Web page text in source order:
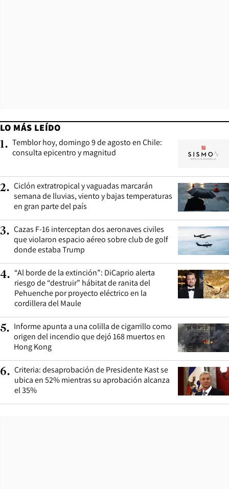
LO MÁS LEÍDO
1. Temblor hoy, domingo 9 de agosto en Chile:
consulta epicentro y magnitud
2. Ciclón extratropical y vaguadas marcarán
semana de lluvias, viento y bajas temperaturas
en gran parte del país
3. Cazas F-16 interceptan dos aeronaves civiles
que violaron espacio aéreo sobre club de golf
donde estaba Trump
4. “Al borde de la extinción”: DiCaprio alerta
riesgo de “destruir” hábitat de ranita del
Pehuenche por proyecto eléctrico en la
cordillera del Maule
5. Informe apunta a una colilla de cigarrillo como
origen del incendio que dejó 168 muertos en
Hong Kong
6. Criteria: desaprobación de Presidente Kast se
ubica en 52% mientras su aprobación alcanza
el 35%